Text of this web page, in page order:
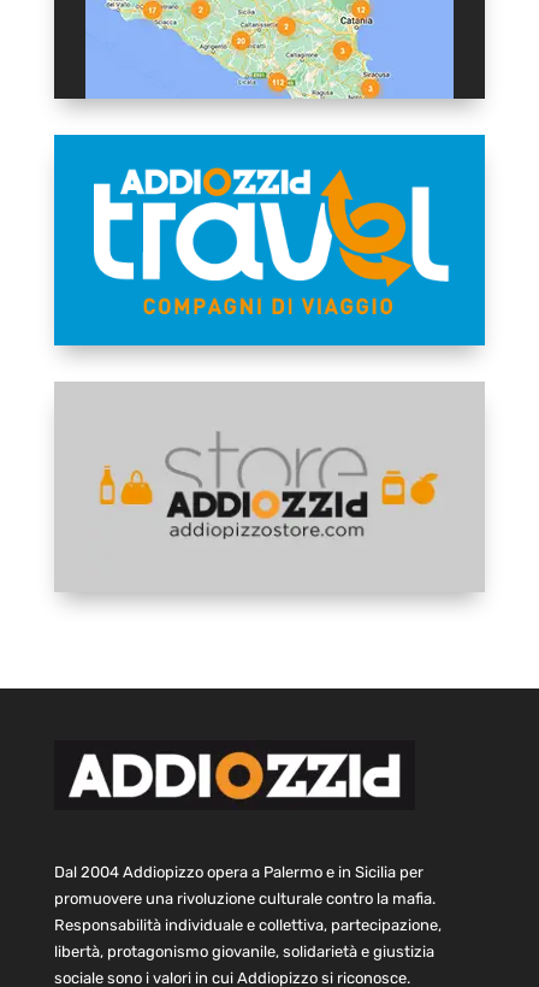
Dal 2004 Addiopizzo opera a Palermo e in Sicilia per
promuovere una rivoluzione culturale contro la mafia.
Responsabilità individuale e collettiva, partecipazione,
libertà, protagonismo giovanile, solidarietà e giustizia
sociale sono i valori in cui Addiopizzo si riconosce.